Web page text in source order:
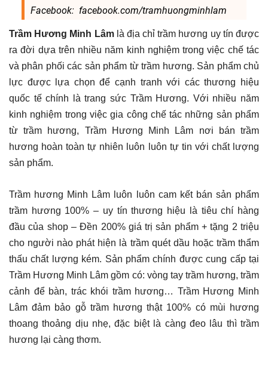
Facebook: facebook.com/tramhuongminhlam
Trầm Hương Minh Lâmlà địa chỉ trầm hương uy tín được
ra đời dựa trên nhiều năm kinh nghiệm trong việc chế tác
và phân phối các sản phẩm từ trầm hương. Sản phẩm chủ
lực được lựa chọn để cạnh tranh với các thương hiệu
quốc tế chính là trang sức Trầm Hương. Với nhiều năm
kinh nghiệm trong việc gia công chế tác những sản phẩm
từ trầm hương, Trầm Hương Minh Lâm nơi bán trầm
hương hoàn toàn tự nhiên luôn luôn tự tin với chất lượng
sản phẩm.
Trầm hương Minh Lâm luôn luôn cam kết bán sản phẩm
trầm hương 100% – uy tín thương hiệu là tiêu chí hàng
đầu của shop – Đền 200% giá trị sản phẩm + tặng 2 triệu
cho người nào phát hiện là trầm quét dầu hoặc trầm thẩm
thấu chất lượng kém. Sản phẩm chính được cung cấp tại
Trầm Hương Minh Lâm gồm có: vòng tay trầm hương, trầm
cảnh để bàn, trác khói trầm hương… Trầm Hương Minh
Lâm đảm bảo gỗ trầm hương thật 100% có mùi hương
thoang thoảng dịu nhẹ, đặc biệt là càng đeo lâu thì trầm
hương lại càng thơm.